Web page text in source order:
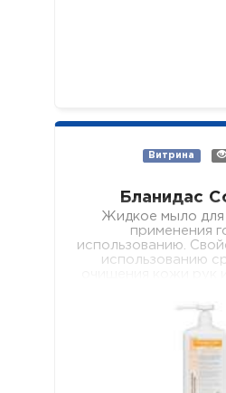
Витрина
Бланидас
Жидкое мыло для
применения
использованию.
использованию